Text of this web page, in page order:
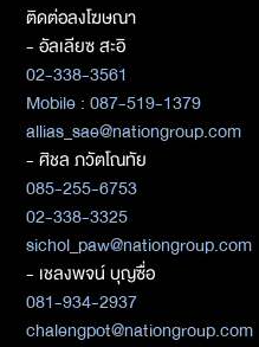
ติดต่อลงโฆษณา
- อัลเลียซ สะอิ
02-338-3561
Mobile : 087-519-1379
allias_sae@nationgroup.com
- ศิชล ภวัตโณทัย
085-255-6753
02-338-3325
sichol_paw@nationgroup.com
- เชลงพจน์ บุญซื่อ
081-934-2937
chalengpot@nationgroup.com